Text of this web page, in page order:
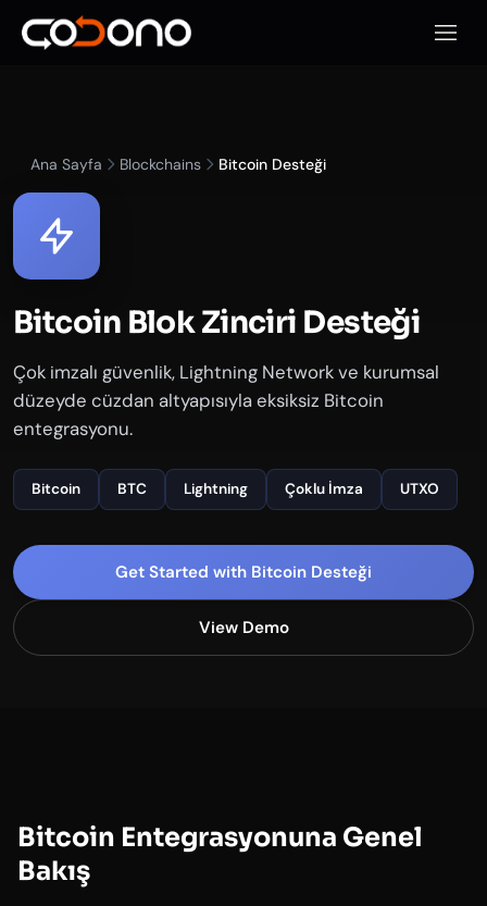
Mobil
Ana Sayfa Blockchains Bitcoin Desteği
Bitcoin Blok Zinciri Desteği
Çok imzalı güvenlik, Lightning Network ve kurumsal
düzeyde cüzdan altyapısıyla eksiksiz Bitcoin
entegrasyonu.
Bitcoin BTC Lightning Çoklu İmza UTXO
Get Started with Bitcoin Desteği
View Demo
Bitcoin Entegrasyonuna Genel
Bakış